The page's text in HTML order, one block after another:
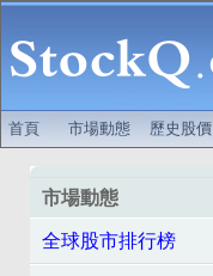
首頁 市場動態 歷史股價
市場動態
全球股市排行榜